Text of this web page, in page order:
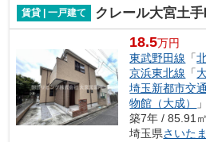
賃貸 | 一戸建て クレール大宮土
18.5万円
東武野田線 「
京浜東北線 「
埼玉新都市交
物館（大成）
築7年 / 85.91㎡
埼玉県さいた